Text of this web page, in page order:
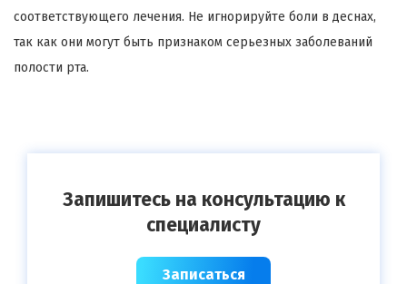
соответствующего лечения. Не игнорируйте боли в деснах,
так как они могут быть признаком серьезных заболеваний
полости рта.
Запишитесь на консультацию к
специалисту
Записаться